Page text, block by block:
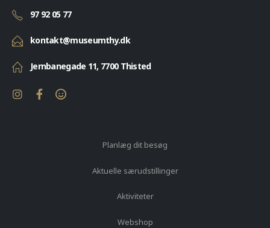
97 92 05 77
kontakt@museumthy.dk
Jernbanegade 11, 7700 Thisted
Planlæg dit besøg
Aktuelle særudstillinger
Aktiviteter
Webshop